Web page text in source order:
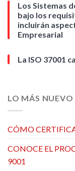
Los Sistemas
bajo los
incluirán
Empresarial
La ISO 37001
LO MÁS NUEVO
CÓMO
CONOCE EL
9001